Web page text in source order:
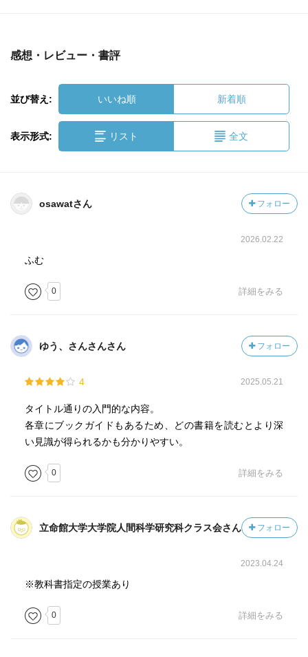
感想・レビュー・書評
並び替え: いいね順 新着順
表示形式: リスト 全文
osawatさん フォロー
2026.02.22
ふむ
0 詳細をみる
ゆう、さんさんさん フォロー
4 2025.05.21
タイトル通りの入門的な内容。
各章にブックガイドもあるため、どの書籍を読むとより深
い見識が得られるかも分かりやすい。
0 詳細をみる
立命館大学大学院人間科学研究科クラス会さん フォロー
2023.04.24
※教科書指定の授業あり
0 詳細をみる